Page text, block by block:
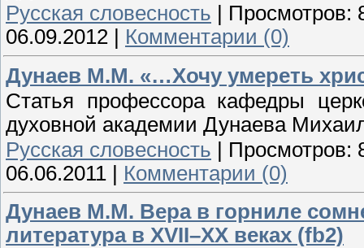
Русская словесность
Просмотров:
06.09.2012
Комментарии (0)
Дунаев М.М. «…Хочу умереть
Статья профессора кафедры
духовной академии Дунаева
Русская словесность | Просмотров:
06.06.2011 | Комментарии (0)
Дунаев М.М. Вера в горниле
литература в XVII–XX веках (fb2)